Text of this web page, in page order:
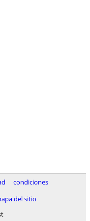
condiciones
del sitio